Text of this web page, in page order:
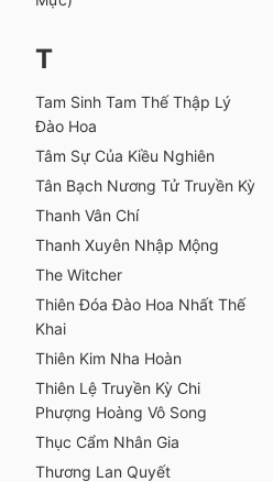
T
Tam Sinh Tam Thế Thập Lý
Đào Hoa
Tâm Sự Của Kiều Nghiên
Tân Bạch Nương Tử Truyền Kỳ
Thanh Vân Chí
Thanh Xuyên Nhập Mộng
The Witcher
Thiên Đóa Đào Hoa Nhất Thế
Khai
Thiên Kim Nha Hoàn
Thiên Lệ Truyền Kỳ Chi
Phượng Hoàng Vô Song
Thục Cẩm Nhân Gia
Thương Lan Quyết